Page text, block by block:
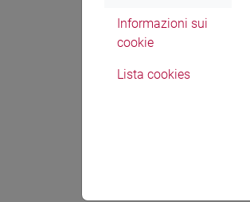
Informazioni sui
cookie
Lista cookies